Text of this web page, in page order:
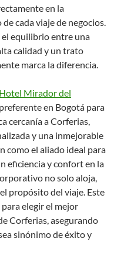
en la
cada viaje de negocios.
el equilibrio entre una
calidad y un trato
marca la diferencia.
Hotel Mirador del
en Bogotá para
cercanía a Corferias,
y una inmejorable
como el aliado ideal para
eficiencia y confort en la
no solo aloja,
propósito del viaje. Este
elegir el mejor
Corferias, asegurando
sinónimo de éxito y